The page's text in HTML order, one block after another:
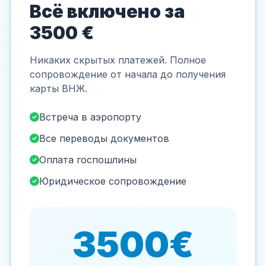
Всё включено за
3500 €
Никаких скрытых платежей. Полное
сопровождение от начала до получения
карты ВНЖ.
Встреча в аэропорту
Все переводы документов
Оплата госпошлины
Юридическое сопровождение
3500€